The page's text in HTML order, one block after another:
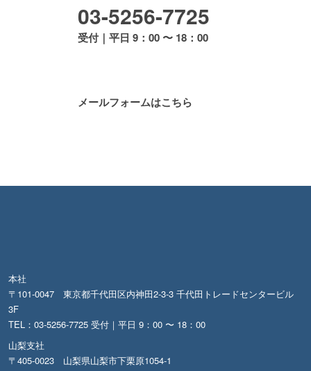
03-5256-7725
受付｜平日 9：00 〜 18：00
メールフォームはこちら
本社
〒101-0047 東京都千代田区内神田2-3-3 千代田トレードセンタービル
3F
TEL：03-5256-7725 受付｜平日 9：00 〜 18：00
山梨支社
〒405-0023 山梨県山梨市下栗原1054-1